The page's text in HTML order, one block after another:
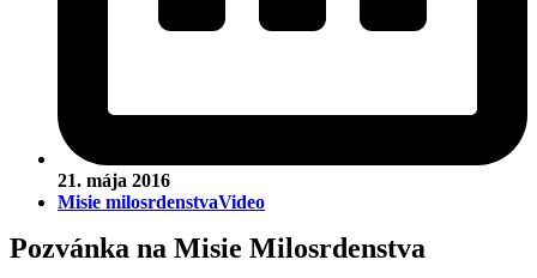
21. mája 2016
Misie milosrdenstvaVideo
Pozvánka na Misie Milosrdenstva